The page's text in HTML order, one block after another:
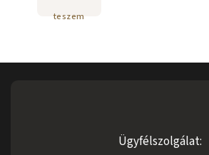
teszem
Ügyfélszolgálat: